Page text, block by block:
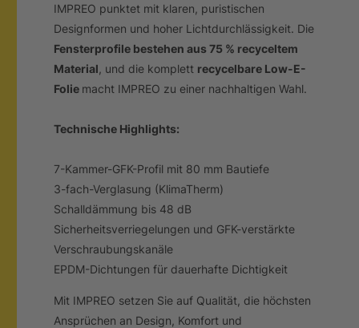
IMPREO punktet mit klaren, puristischen
Designformen und hoher Lichtdurchlässigkeit. Die
Fensterprofile bestehen aus 75 % recyceltem
Material, und die komplett recycelbare Low-E-
Folie macht IMPREO zu einer nachhaltigen Wahl.
Technische Highlights:
7-Kammer-GFK-Profil mit 80 mm Bautiefe
3-fach-Verglasung (KlimaTherm)
Schalldämmung bis 48 dB
Sicherheitsverriegelungen und GFK-verstärkte
Verschraubungskanäle
EPDM-Dichtungen für dauerhafte Dichtigkeit
Mit IMPREO setzen Sie auf Qualität, die höchsten
Ansprüchen an Design, Komfort und